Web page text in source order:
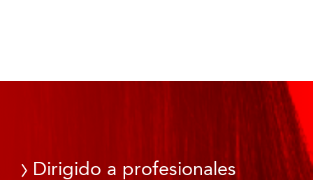
Dirigido a profesionales